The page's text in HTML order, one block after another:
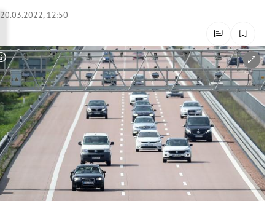
Untermenü
Untermenü
Untermenü
Untermenü
Untermenü
20.03.2022, 12:50
Copyright-Hinweis öffnen/schließen